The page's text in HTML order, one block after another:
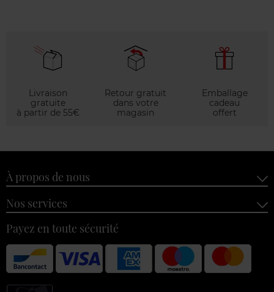
Livraison
gratuite
à partir de 55€
Retour gratuit
dans votre
magasin
Emballage
cadeau
offert
À propos de nous
Nos services
Payez en toute sécurité